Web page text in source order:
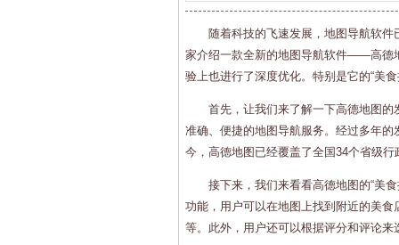
随着科技的飞速发展，地图导航软
家介绍一款全新的地图导航软件——高德
验上也进行了深度优化。特别是它的“美
首先，让我们来了解一下高德地图
准确、便捷的地图导航服务。经过多年
今，高德地图已经覆盖了全国34个省级
接下来，我们来看看高德地图的“美
功能，用户可以在地图上找到附近的美
等。此外，用户还可以根据评分和评论来